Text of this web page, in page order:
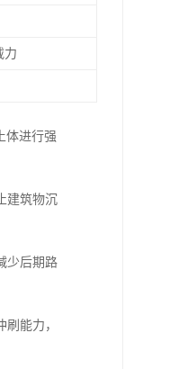
力
体进行强
建筑物沉
少后期路
能力，